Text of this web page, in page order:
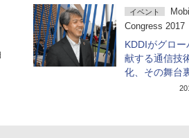
イベント
Congress 2017
KDDIがグロ
献する通信技
化、その舞台